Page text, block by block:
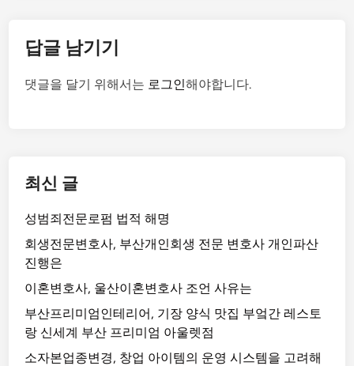
답글 남기기
댓글을 달기 위해서는 로그인해야합니다.
최신 글
성범죄전문로펌 법적 해명
회생전문변호사, 부산개인회생 전문 변호사 개인파산
진행은
이혼변호사, 울산이혼변호사 조언 사유는
부산프리미엄인테리어, 기장 양식 맛집 부엌간 레스토
랑 신세계 부산 프리미엄 아울렛점
소자본업종변경, 창업 아이템의 운영 시스템을 고려해